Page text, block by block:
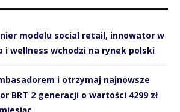
modelu social retail, innowator w
i wellness wchodzi na rynek polski
i otrzymaj najnowsze
BRT 2 generacji o wartości 4299 zł